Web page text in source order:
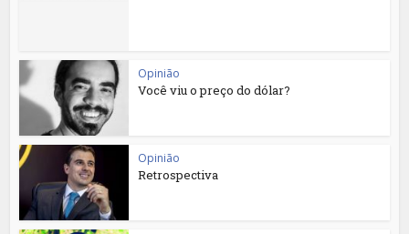
Opinião
Você viu o preço do dólar?
Opinião
Retrospectiva